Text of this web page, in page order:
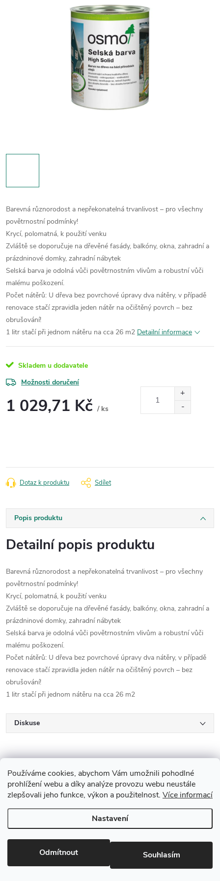
Používáme cookies, abychom Vám umožnili pohodlné
prohlížení webu a díky analýze provozu webu neustále
zlepšovali jeho funkce, výkon a použitelnost. Více informací
Nastavení
Odmítnout Souhlasím
Barevná různorodost a nepřekonatelná trvanlivost – pro všechny
povětrnostní podmínky!
Krycí, polomatná, k použití venku
Zvláště se doporučuje na dřevěné fasády, balkóny, okna, zahradní a
prázdninové domky, zahradní nábytek
Selská barva je odolná vůči povětrnostním vlivům a robustní vůči
malému poškození.
Počet nátěrů: U dřeva bez povrchové úpravy dva nátěry, v případě
renovace stačí zpravidla jeden nátěr na očištěný povrch – bez
obrušování!
1 litr stačí při jednom nátěru na cca 26 m2 Detailní informace
Skladem u dodavatele
Možnosti doručení
1 029,71 Kč / ks
Dotaz k produktu Sdílet
Popis produktu
Detailní popis produktu
Barevná různorodost a nepřekonatelná trvanlivost – pro všechny
povětrnostní podmínky!
Krycí, polomatná, k použití venku
Zvláště se doporučuje na dřevěné fasády, balkóny, okna, zahradní a
prázdninové domky, zahradní nábytek
Selská barva je odolná vůči povětrnostním vlivům a robustní vůči
malému poškození.
Počet nátěrů: U dřeva bez povrchové úpravy dva nátěry, v případě
renovace stačí zpravidla jeden nátěr na očištěný povrch – bez
obrušování!
1 litr stačí při jednom nátěru na cca 26 m2
Diskuse
Z
á
p
Drevobis Horoměřice. Všechna práva vyhrazena.
nastavení cookies